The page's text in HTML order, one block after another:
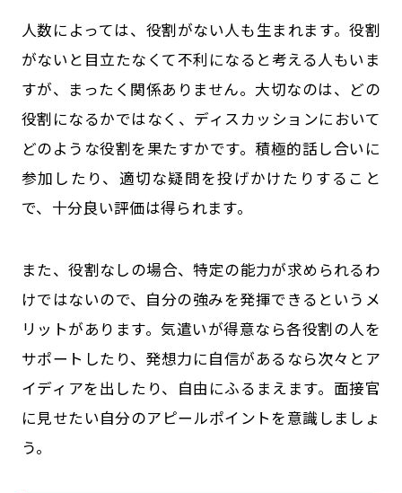
人数によっては、役割がない人も生まれます。役割
がないと目立たなくて不利になると考える人もいま
すが、まったく関係ありません。大切なのは、どの
役割になるかではなく、ディスカッションにおいて
どのような役割を果たすかです。積極的話し合いに
参加したり、適切な疑問を投げかけたりすること
で、十分良い評価は得られます。
また、役割なしの場合、特定の能力が求められるわ
けではないので、自分の強みを発揮できるというメ
リットがあります。気遣いが得意なら各役割の人を
サポートしたり、発想力に自信があるなら次々とア
イディアを出したり、自由にふるまえます。面接官
に見せたい自分のアピールポイントを意識しましょ
う。